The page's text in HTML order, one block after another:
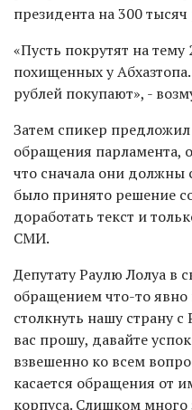
президента на 300 тысяч
«Пусть покрутят на
похищенных у
рублей покупают», -
Затем спикер предложил
обращения парламента,
что сначала они должны
было принято решение
доработать текст и
СМИ.
Депутату Раулю Лолуа в
обращением что-то явно
столкнуть нашу страну
вас прошу, давайте
взвешенно ко всем
касается обращения от
корпуса. Слишком много